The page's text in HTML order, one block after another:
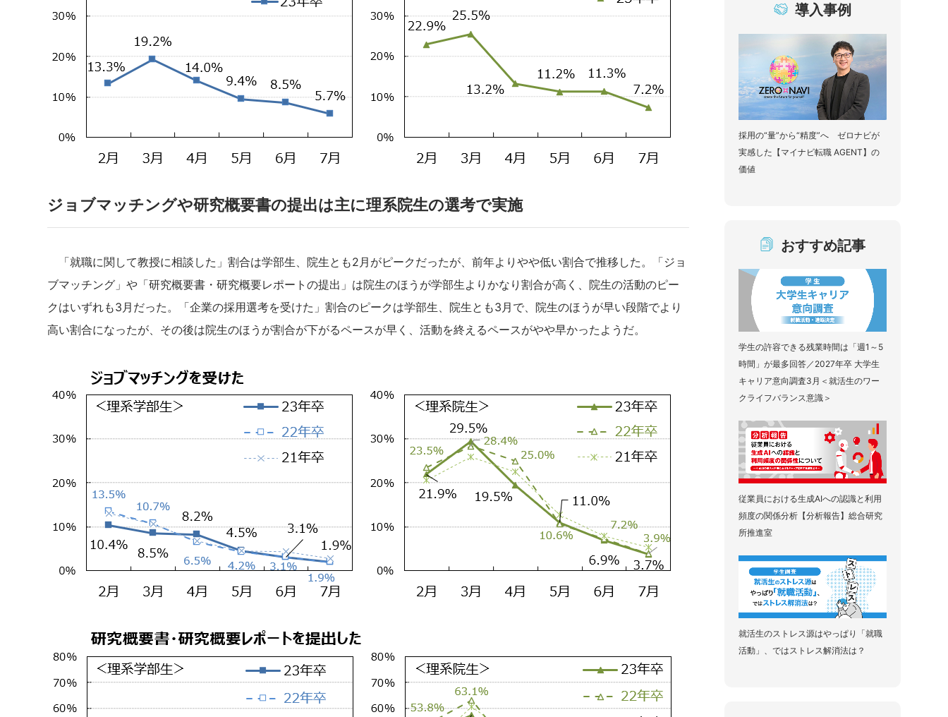
ジョブマッチングや研究概要書の提出は主に理系院生の選考で実施
「就職に関して教授に相談した」割合は学部生、院生とも2月がピークだったが、前年よりやや低い割合で推移した。「ジョ
ブマッチング」や「研究概要書・研究概要レポートの提出」は院生のほうが学部生よりかなり割合が高く、院生の活動のピー
クはいずれも3月だった。「企業の採用選考を受けた」割合のピークは学部生、院生とも3月で、院生のほうが早い段階でより
高い割合になったが、その後は院生のほうが割合が下がるペースが早く、活動を終えるペースがやや早かったようだ。
導入事例
採用の“量”から“精度”へ ゼロナビが
実感した【マイナビ転職 AGENT】の
価値
おすすめ記事
学生の許容できる残業時間は「週1～5
時間」が最多回答／2027年卒 大学生
キャリア意向調査3月＜就活生のワー
クライフバランス意識＞
従業員における生成AIへの認識と利用
頻度の関係分析【分析報告】総合研究
所推進室
就活生のストレス源はやっぱり「就職
活動」、ではストレス解消法は？